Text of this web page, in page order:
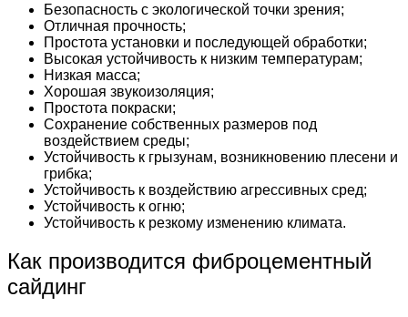
Безопасность с экологической точки зрения;
Отличная прочность;
Простота установки и последующей обработки;
Высокая устойчивость к низким температурам;
Низкая масса;
Хорошая звукоизоляция;
Простота покраски;
Сохранение собственных размеров под
воздействием среды;
Устойчивость к грызунам, возникновению плесени и
грибка;
Устойчивость к воздействию агрессивных сред;
Устойчивость к огню;
Устойчивость к резкому изменению климата.
Как производится фиброцементный
сайдинг